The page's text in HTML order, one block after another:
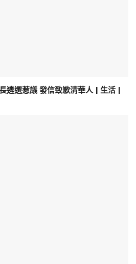
遴選惹議 發信致歉清華人 | 生活 |